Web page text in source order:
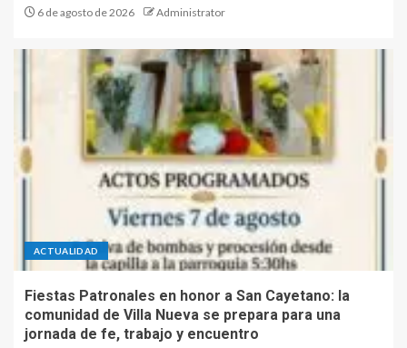
6 de agosto de 2026 Administrator
ACTUALIDAD
Fiestas Patronales en honor a San Cayetano: la
comunidad de Villa Nueva se prepara para una
jornada de fe, trabajo y encuentro